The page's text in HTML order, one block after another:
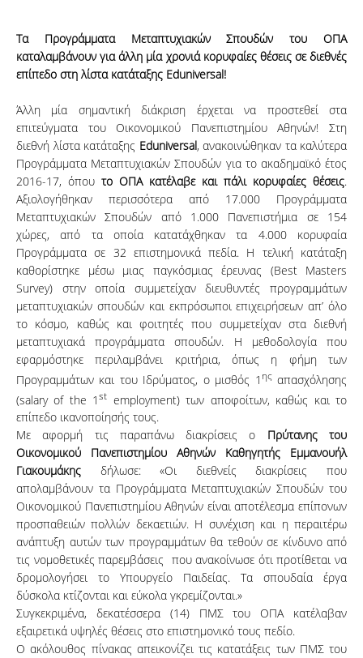
Τα Προγράμματα Μεταπτυχιακών Σπουδών του ΟΠΑ
καταλαμβάνουν για άλλη μία χρονιά κορυφαίες θέσεις σε διεθνές
επίπεδο στη λίστα κατάταξης Eduniversal!
Άλλη μία σημαντική διάκριση έρχεται να προστεθεί στα
επιτεύγματα του Οικονομικού Πανεπιστημίου Αθηνών! Στη
διεθνή λίστα κατάταξης Eduniversal, ανακοινώθηκαν τα καλύτερα
Προγράμματα Μεταπτυχιακών Σπουδών για το ακαδημαϊκό έτος
2016-17, όπου το ΟΠΑ κατέλαβε και πάλι κορυφαίες θέσεις.
Αξιολογήθηκαν περισσότερα από 17.000 Προγράμματα
Μεταπτυχιακών Σπουδών από 1.000 Πανεπιστήμια σε 154
χώρες, από τα οποία κατατάχθηκαν τα 4.000 κορυφαία
Προγράμματα σε 32 επιστημονικά πεδία. Η τελική κατάταξη
καθορίστηκε μέσω μιας παγκόσμιας έρευνας (Best Masters
Survey) στην οποία συμμετείχαν διευθυντές προγραμμάτων
μεταπτυχιακών σπουδών και εκπρόσωποι επιχειρήσεων απ’ όλο
το κόσμο, καθώς και φοιτητές που συμμετείχαν στα διεθνή
μεταπτυχιακά προγράμματα σπουδών. Η μεθοδολογία που
εφαρμόστηκε περιλαμβάνει κριτήρια, όπως η φήμη των
Προγραμμάτων και του Ιδρύματος, ο μισθός 1 ηςαπασχόλησης
(salary of the 1st employment) των αποφοίτων, καθώς και το
επίπεδο ικανοποίησής τους.
Με αφορμή τις παραπάνω διακρίσεις ο Πρύτανης του
Οικονομικού Πανεπιστημίου Αθηνών Καθηγητής Εμμανουήλ
Γιακουμάκης δήλωσε: «Οι διεθνείς διακρίσεις που
απολαμβάνουν τα Προγράμματα Μεταπτυχιακών Σπουδών του
Οικονομικού Πανεπιστημίου Αθηνών είναι αποτέλεσμα επίπονων
προσπαθειών πολλών δεκαετιών. Η συνέχιση και η περαιτέρω
ανάπτυξη αυτών των προγραμμάτων θα τεθούν σε κίνδυνο από
τις νομοθετικές παρεμβάσεις που ανακοίνωσε ότι προτίθεται να
δρομολογήσει το Υπουργείο Παιδείας. Τα σπουδαία έργα
δύσκολα κτίζονται και εύκολα γκρεμίζονται.»
Συγκεκριμένα, δεκατέσσερα (14) ΠΜΣ του ΟΠΑ κατέλαβαν
εξαιρετικά υψηλές θέσεις στο επιστημονικό τους πεδίο.
Ο ακόλουθος πίνακας απεικονίζει τις κατατάξεις των ΠΜΣ του